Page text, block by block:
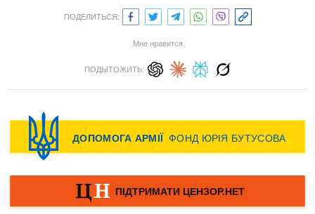
ПОДЕЛИТЬСЯ:
Мне нравится
ПОДЫТОЖИТЬ: